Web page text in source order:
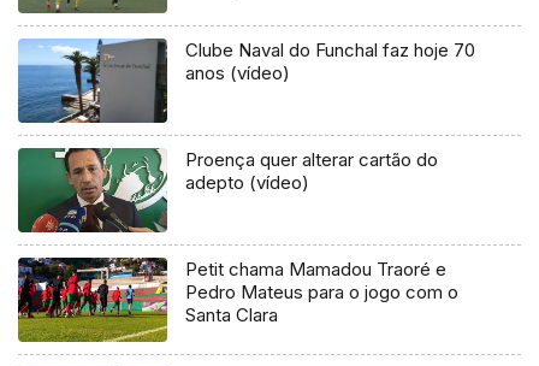
Clube Naval do Funchal faz hoje 70
anos (vídeo)
Proença quer alterar cartão do
adepto (vídeo)
Petit chama Mamadou Traoré e
Pedro Mateus para o jogo com o
Santa Clara